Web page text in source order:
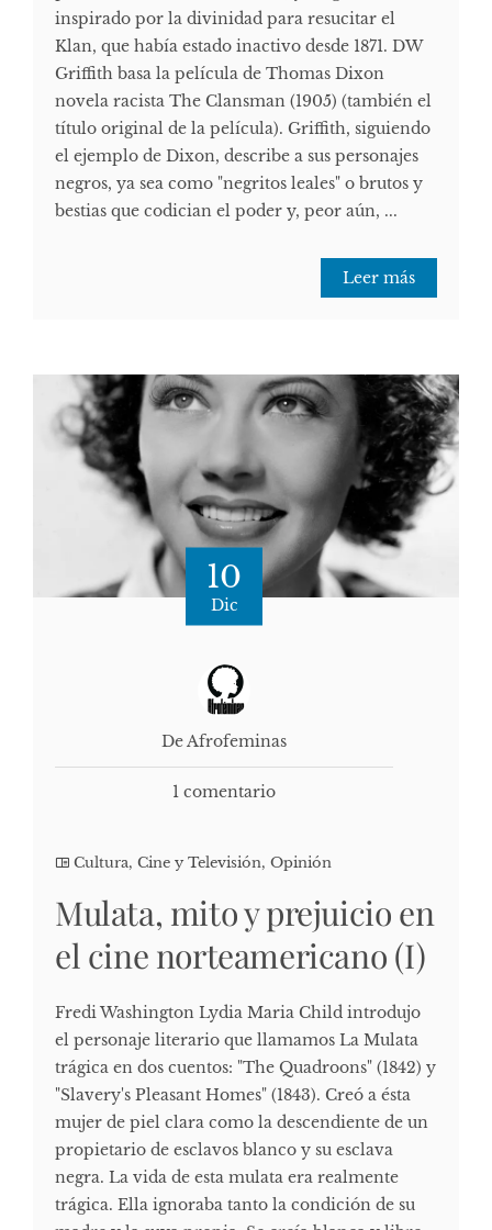
inspirado por la divinidad para resucitar el
Klan, que había estado inactivo desde 1871. DW
Griffith basa la película de Thomas Dixon
novela racista The Clansman (1905) (también el
título original de la película). Griffith, siguiendo
el ejemplo de Dixon, describe a sus personajes
negros, ya sea como "negritos leales" o brutos y
bestias que codician el poder y, peor aún, ...
Leer más
10
Dic
De Afrofeminas
1 comentario
Cultura, Cine y Televisión, Opinión
Mulata, mito y prejuicio en
el cine norteamericano (I)
Fredi Washington Lydia Maria Child introdujo
el personaje literario que llamamos La Mulata
trágica en dos cuentos: "The Quadroons" (1842) y
"Slavery's Pleasant Homes" (1843). Creó a ésta
mujer de piel clara como la descendiente de un
propietario de esclavos blanco y su esclava
negra. La vida de esta mulata era realmente
trágica. Ella ignoraba tanto la condición de su